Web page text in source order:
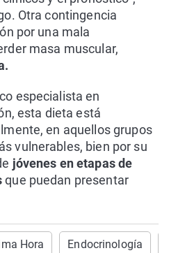
Otra contingencia
por una mala
masa muscular,
especialista en
esta dieta está
en aquellos grupos
vulnerables, bien por su
jóvenes en etapas de
que puedan presentar
Hora Endocrinología